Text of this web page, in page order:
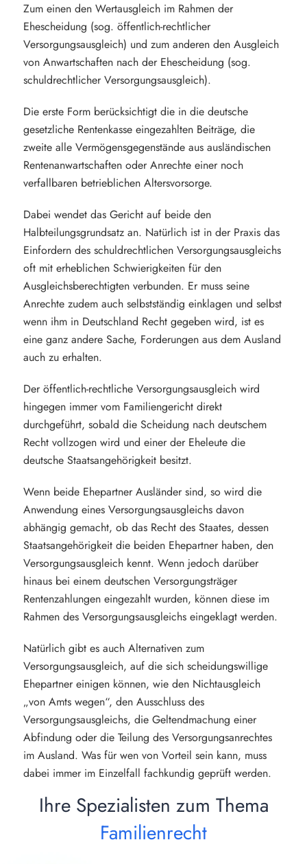
Zum einen den Wertausgleich im Rahmen der
Ehescheidung (sog. öffentlich-rechtlicher
Versorgungsausgleich) und zum anderen den Ausgleich
von Anwartschaften nach der Ehescheidung (sog.
schuldrechtlicher Versorgungsausgleich).
Die erste Form berücksichtigt die in die deutsche
gesetzliche Rentenkasse eingezahlten Beiträge, die
zweite alle Vermögensgegenstände aus ausländischen
Rentenanwartschaften oder Anrechte einer noch
verfallbaren betrieblichen Altersvorsorge.
Dabei wendet das Gericht auf beide den
Halbteilungsgrundsatz an. Natürlich ist in der Praxis das
Einfordern des schuldrechtlichen Versorgungsausgleichs
oft mit erheblichen Schwierigkeiten für den
Ausgleichsberechtigten verbunden. Er muss seine
Anrechte zudem auch selbstständig einklagen und selbst
wenn ihm in Deutschland Recht gegeben wird, ist es
eine ganz andere Sache, Forderungen aus dem Ausland
auch zu erhalten.
Der öffentlich-rechtliche Versorgungsausgleich wird
hingegen immer vom Familiengericht direkt
durchgeführt, sobald die Scheidung nach deutschem
Recht vollzogen wird und einer der Eheleute die
deutsche Staatsangehörigkeit besitzt.
Wenn beide Ehepartner Ausländer sind, so wird die
Anwendung eines Versorgungsausgleichs davon
abhängig gemacht, ob das Recht des Staates, dessen
Staatsangehörigkeit die beiden Ehepartner haben, den
Versorgungsausgleich kennt. Wenn jedoch darüber
hinaus bei einem deutschen Versorgungsträger
Rentenzahlungen eingezahlt wurden, können diese im
Rahmen des Versorgungsausgleichs eingeklagt werden.
Natürlich gibt es auch Alternativen zum
Versorgungsausgleich, auf die sich scheidungswillige
Ehepartner einigen können, wie den Nichtausgleich
„von Amts wegen“, den Ausschluss des
Versorgungsausgleichs, die Geltendmachung einer
Abfindung oder die Teilung des Versorgungsanrechtes
im Ausland. Was für wen von Vorteil sein kann, muss
dabei immer im Einzelfall fachkundig geprüft werden.
Ihre Spezialisten zum Thema
Familienrecht